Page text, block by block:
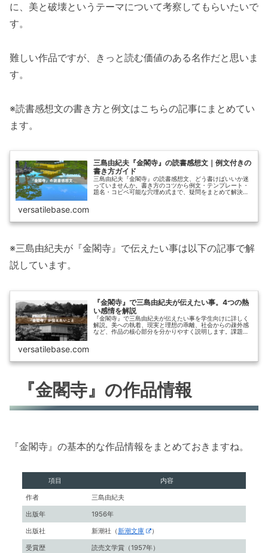
に、美と破壊というテーマについて考察してもらいたいで
す。
難しい作品ですが、きっと読む価値のある名作だと思いま
す。
※読書感想文の書き方と例文はこちらの記事にまとめてい
ます。
三島由紀夫『金閣寺』の読書感想文｜例文付きの
書き方ガイド
三島由紀夫『金閣寺』の読書感想文、どう書けばいいか迷
っていませんか。書き方のコツから例文・テンプレート・
題名・コピペ可能な穴埋め式まで、疑問をまとめて解決し
versatilebase.com
※三島由紀夫が『金閣寺』で伝えたい事は以下の記事で解
説しています。
『金閣寺』で三島由紀夫が伝えたい事。4つの熱
い感情を解説
『金閣寺』で三島由紀夫が伝えたい事を学生向けに詳しく
解説。美への執着、現実と理想の乖離、社会からの疎外感
など、作品の核心部分を分かりやすく説明します。課題レ
versatilebase.com
『金閣寺』の作品情報
『金閣寺』の基本的な作品情報をまとめておきますね。
項目
内容
作者
三島由紀夫
出版年
1956年
出版社
新潮社（新潮文庫
）
受賞歴
読売文学賞（1957年）